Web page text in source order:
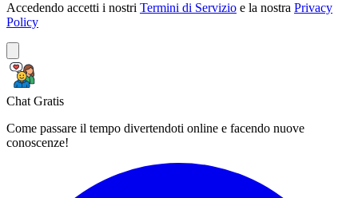
Accedendo accetti i nostri Termini di Servizio e la nostra Privacy
Policy
Chat Gratis
Come passare il tempo divertendoti online e facendo nuove
conoscenze!